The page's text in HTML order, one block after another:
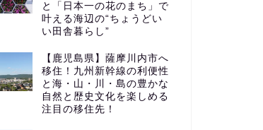
と「日本一の花のまち」で
叶える海辺の“ちょうどい
い田舎暮らし”
【鹿児島県】薩摩川内市へ
移住！九州新幹線の利便性
と海・山・川・島の豊かな
自然と歴史文化を楽しめる
注目の移住先！